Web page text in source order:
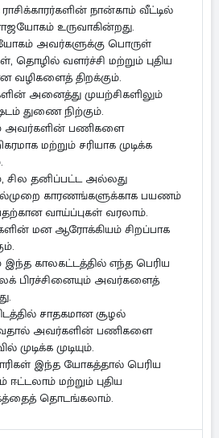
நான்காம் வீட்டில்
உருவாகின்றது.
அவர்களுக்கு பொருள்
தொழில் வளர்ச்சி மற்றும் புதிய
வழிகளைத் திறக்கும்.
அனைத்து முயற்சிகளிலும்
துணை நிற்கும்.
அவர்களின் பணிகளை
மற்றும் சரியாக முடிக்க
சில தனிப்பட்ட அல்லது
காரணங்களுக்காக பயணம்
வாய்ப்புகள் வரலாம்.
மன ஆரோக்கியம் சிறப்பாக
இந்த காலகட்டத்தில் எந்த பெரிய
பிரச்சினையும் அவர்களைத்
சாதகமான சூழல்
அவர்களின் பணிகளை
முடிக்க முடியும்.
இந்த யோகத்தால் பெரிய
ஈட்டலாம் மற்றும் புதிய
தொடங்கலாம்.